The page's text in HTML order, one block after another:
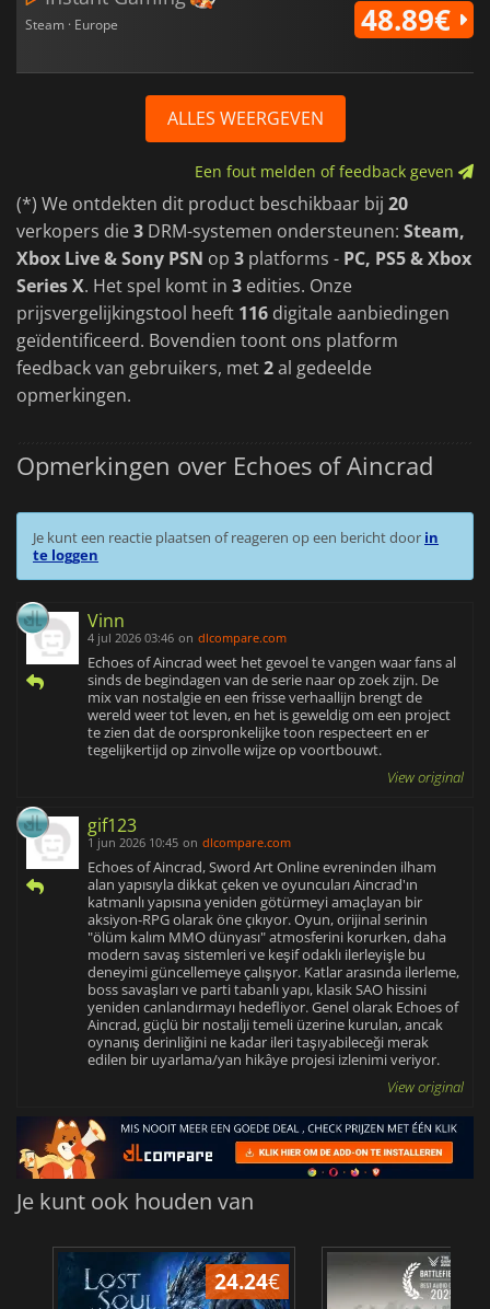
Steam · Europe 48.89€
ALLES WEERGEVEN
Een fout melden of feedback geven
(*) We ontdekten dit product beschikbaar bij 20
verkopers die3 DRM-systemen ondersteunen: Steam,
Xbox Live & Sony PSN op 3 platforms - PC, PS5 & Xbox
Series X. Het spel komt in 3 edities. Onze
prijsvergelijkingstool heeft 116 digitale aanbiedingen
geïdentificeerd. Bovendien toont ons platform
feedback van gebruikers, met2al gedeelde
opmerkingen.
Opmerkingen over Echoes of Aincrad
Je kunt een reactie plaatsen of reageren op een bericht door in
te loggen
Vinn
4 jul 2026 03:46 on dlcompare.com
Echoes of Aincrad weet het gevoel te vangen waar fans al
sinds de begindagen van de serie naar op zoek zijn. De
mix van nostalgie en een frisse verhaallijn brengt de
wereld weer tot leven, en het is geweldig om een project
te zien dat de oorspronkelijke toon respecteert en er
tegelijkertijd op zinvolle wijze op voortbouwt.
View original
gif123
1 jun 2026 10:45 on dlcompare.com
Echoes of Aincrad, Sword Art Online evreninden ilham
alan yapısıyla dikkat çeken ve oyuncuları Aincrad'ın
katmanlı yapısına yeniden götürmeyi amaçlayan bir
aksiyon-RPG olarak öne çıkıyor. Oyun, orijinal serinin
"ölüm kalım MMO dünyası" atmosferini korurken, daha
modern savaş sistemleri ve keşif odaklı ilerleyişle bu
deneyimi güncellemeye çalışıyor. Katlar arasında ilerleme,
boss savaşları ve parti tabanlı yapı, klasik SAO hissini
yeniden canlandırmayı hedefliyor. Genel olarak Echoes of
Aincrad, güçlü bir nostalji temeli üzerine kurulan, ancak
oynanış derinliğini ne kadar ileri taşıyabileceği merak
edilen bir uyarlama/yan hikâye projesi izlenimi veriyor.
View original
Je kunt ook houden van
24.24€